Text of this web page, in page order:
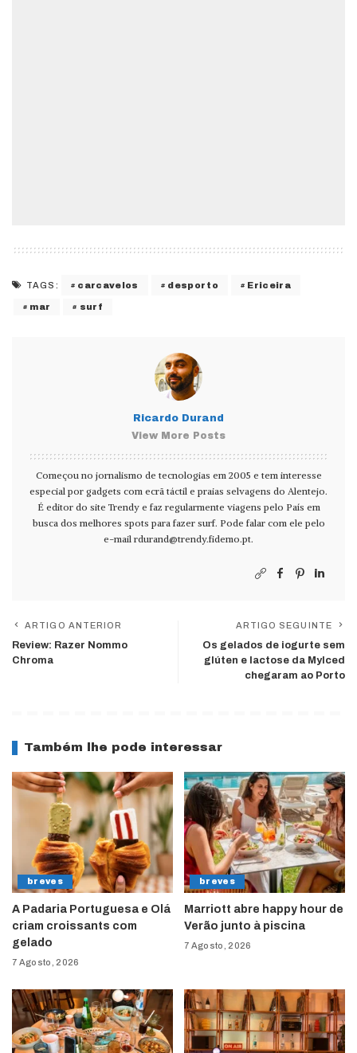
TAGS: carcavelos desporto Ericeira
mar surf
Ricardo Durand
View More Posts
Começou no jornalismo de tecnologias em 2005 e tem interesse
especial por gadgets com ecrã táctil e praias selvagens do Alentejo.
É editor do site Trendy e faz regularmente viagens pelo País em
busca dos melhores spots para fazer surf. Pode falar com ele pelo
e-mail rdurand@trendy.fidemo.pt.
ARTIGO ANTERIOR
Review: Razer Nommo
Chroma
ARTIGO SEGUINTE
Os gelados de iogurte sem
glúten e lactose da MyIced
chegaram ao Porto
Também lhe pode interessar
breves
A Padaria Portuguesa e Olá
criam croissants com
gelado
7 Agosto, 2026
breves
Marriott abre happy hour de
Verão junto à piscina
7 Agosto, 2026